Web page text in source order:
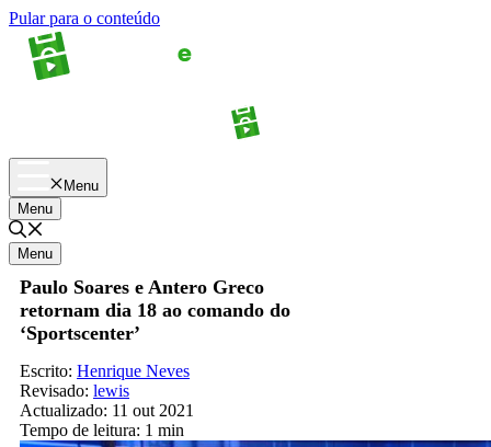
Pular para o conteúdo
Menu
Menu
Menu
Paulo Soares e Antero Greco
retornam dia 18 ao comando do
‘Sportscenter’
Escrito: Henrique Neves
Revisado: lewis
Actualizado: 11 out 2021
Tempo de leitura: 1 min